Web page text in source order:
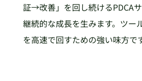
証→改善」を回し続けるPDCAサ
継続的な成長を生みます。ツー
を高速で回すための強い味方です